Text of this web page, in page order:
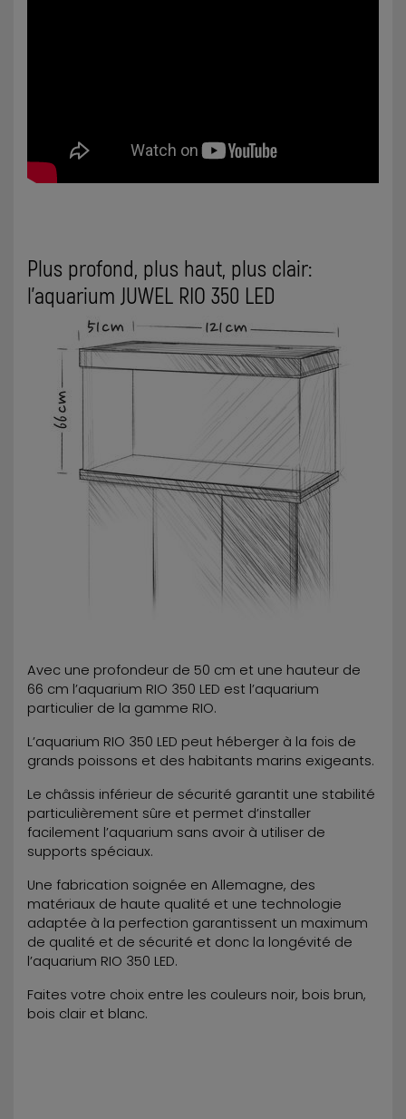
Plus profond, plus haut, plus clair:
l’aquarium JUWEL RIO 350 LED
Avec une profondeur de 50 cm et une hauteur de
66 cm l’aquarium RIO 350 LED est l’aquarium
particulier de la gamme RIO.
L’aquarium RIO 350 LED peut héberger à la fois de
grands poissons et des habitants marins exigeants.
Le châssis inférieur de sécurité garantit une stabilité
particulièrement sûre et permet d’installer
facilement l’aquarium sans avoir à utiliser de
supports spéciaux.
Une fabrication soignée en Allemagne, des
matériaux de haute qualité et une technologie
adaptée à la perfection garantissent un maximum
de qualité et de sécurité et donc la longévité de
l’aquarium RIO 350 LED.
Faites votre choix entre les couleurs noir, bois brun,
bois clair et blanc.